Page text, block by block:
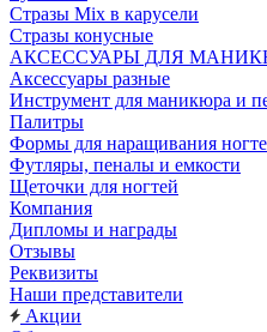
Стразы Mix в карусели
Стразы конусные
АКСЕССУАРЫ ДЛЯ
Аксессуары разные
Инструмент для маникюра и
Палитры
Формы для наращивания
Футляры, пеналы и емкости
Щеточки для ногтей
Компания
Дипломы и награды
Отзывы
Реквизиты
Наши представители
Акции